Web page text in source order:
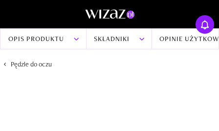
OPIS PRODUKTU SKŁADNIKI OPINIE
Pędzle do oczu